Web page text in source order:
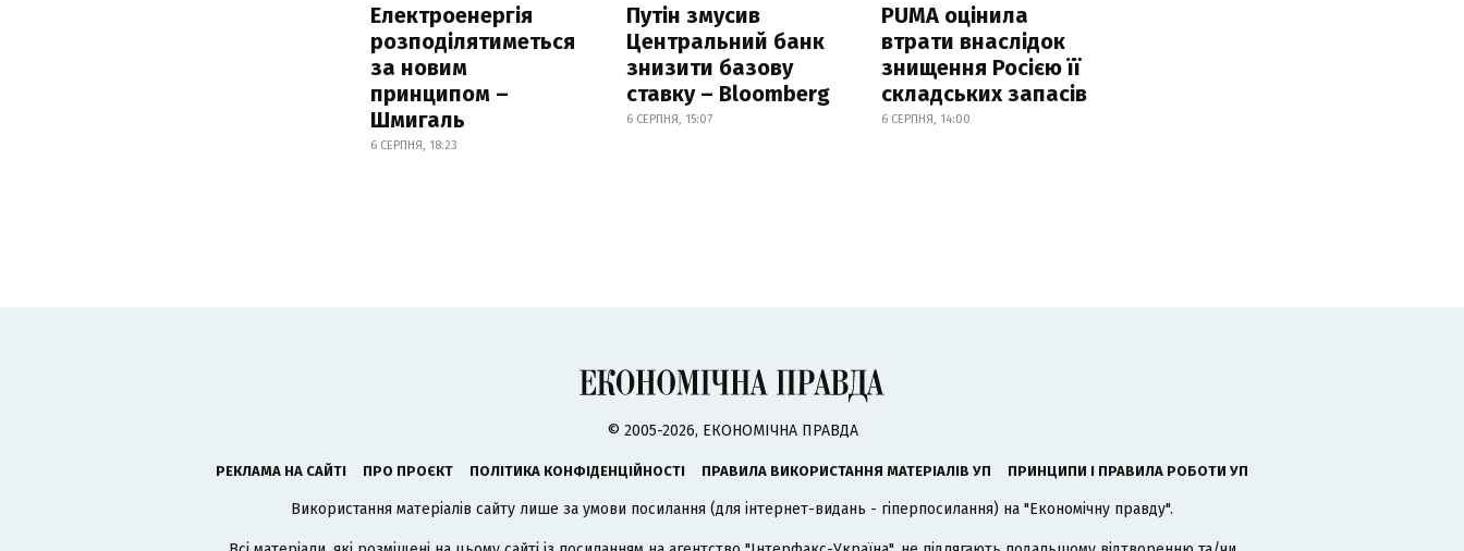
Електроенергія
розподілятиметься
за новим
принципом –
Шмигаль
6 СЕРПНЯ, 18:23
Путін змусив
Центральний банк
знизити базову
ставку – Bloomberg
6 СЕРПНЯ, 15:07
PUMA оцінила
втрати внаслідок
знищення Росією її
складських запасів
6 СЕРПНЯ, 14:00
© 2005-2026, ЕКОНОМІЧНА ПРАВДА
РЕКЛАМА НА САЙТІ ПРО ПРОЄКТ ПОЛІТИКА КОНФІДЕНЦІЙНОСТІ ПРАВИЛА ВИКОРИСТАННЯ МАТЕРІАЛІВ УП ПРИНЦИПИ І ПРАВИЛА РОБОТИ УП
Використання матеріалів сайту лише за умови посилання (для інтернет-видань - гіперпосилання) на "Економічну правду".